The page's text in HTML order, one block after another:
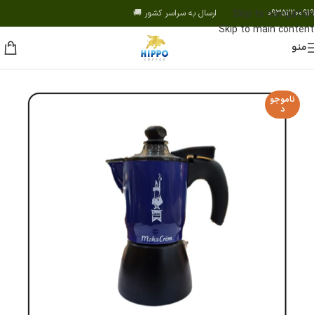
Skip to navigation
Skip to main content
09352200919 ارسال به سراسر کشور 🚚
منو
ناموجو
د